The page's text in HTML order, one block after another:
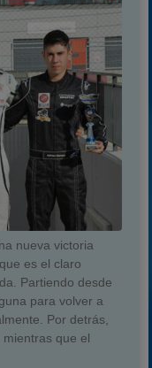
nueva victoria
es el claro
Partiendo desde
para volver a
Por detrás,
que el